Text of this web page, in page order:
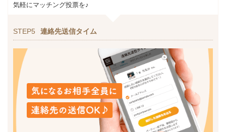
気軽にマッチング投票を♪
STEP5 連絡先送信タイム